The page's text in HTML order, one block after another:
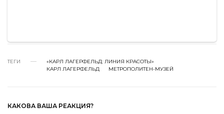
ТЕГИ
«КАРЛ ЛАГЕРФЕЛЬД: ЛИНИЯ КРАСОТЫ»
КАРЛ ЛАГЕРФЕЛЬД
МЕТРОПОЛИТЕН-МУЗЕЙ
КАКОВА ВАША РЕАКЦИЯ?